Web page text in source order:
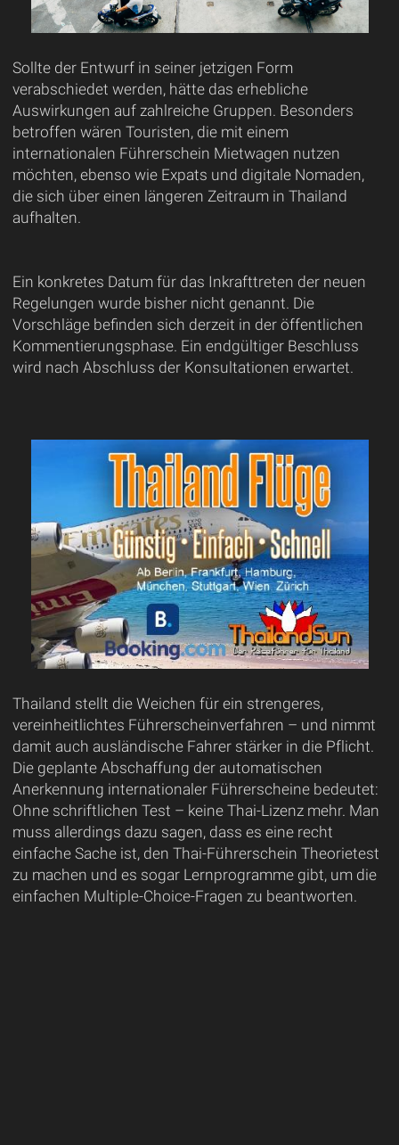
Sollte der Entwurf in seiner jetzigen Form
verabschiedet werden, hätte das erhebliche
Auswirkungen auf zahlreiche Gruppen. Besonders
betroffen wären Touristen, die mit einem
internationalen Führerschein Mietwagen nutzen
möchten, ebenso wie Expats und digitale Nomaden,
die sich über einen längeren Zeitraum in Thailand
aufhalten.
Ein konkretes Datum für das Inkrafttreten der neuen
Regelungen wurde bisher nicht genannt. Die
Vorschläge befinden sich derzeit in der öffentlichen
Kommentierungsphase. Ein endgültiger Beschluss
wird nach Abschluss der Konsultationen erwartet.
Thailand stellt die Weichen für ein strengeres,
vereinheitlichtes Führerscheinverfahren – und nimmt
damit auch ausländische Fahrer stärker in die Pflicht.
Die geplante Abschaffung der automatischen
Anerkennung internationaler Führerscheine bedeutet:
Ohne schriftlichen Test – keine Thai-Lizenz mehr. Man
muss allerdings dazu sagen, dass es eine recht
einfache Sache ist, den Thai-Führerschein Theorietest
zu machen und es sogar Lernprogramme gibt, um die
einfachen Multiple-Choice-Fragen zu beantworten.